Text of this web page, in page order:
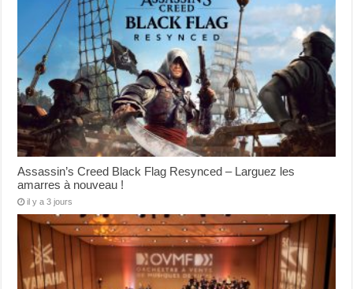
Assassin’s Creed Black Flag Resynced – Larguez les
amarres à nouveau !
il y a 3 jours